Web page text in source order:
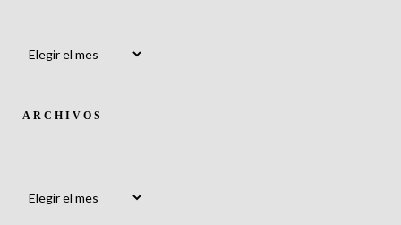
ARCHIVOS